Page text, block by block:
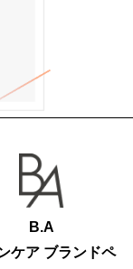
B.A
ケア ブランドペ